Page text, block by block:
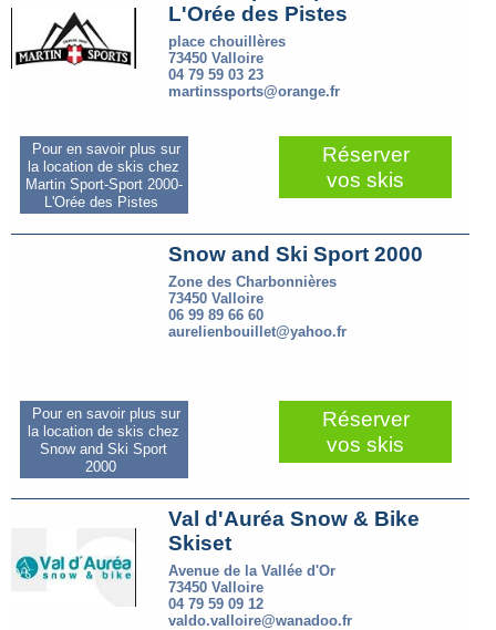
L'Orée des Pistes
place chouillères
73450 Valloire
04 79 59 03 23
martinssports@orange.fr
Pour en savoir plus sur
la location de skis chez
Martin Sport-Sport 2000-
L'Orée des Pistes
Réserver
vos skis
Snow and Ski Sport 2000
Zone des Charbonnières
73450 Valloire
06 99 89 66 60
aurelienbouillet@yahoo.fr
Pour en savoir plus sur
la location de skis chez
Snow and Ski Sport
2000
Réserver
vos skis
Val d'Auréa Snow & Bike
Skiset
Avenue de la Vallée d'Or
73450 Valloire
04 79 59 09 12
valdo.valloire@wanadoo.fr